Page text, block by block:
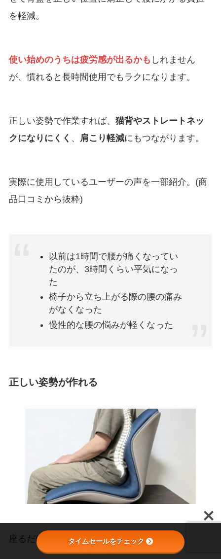
を軽減。
使い始めのうちは疲労感が出るかも しれません
が、慣れると長時間使用でもラクになります。
正しい姿勢で作業すれば、 猫背やストレートネッ
クになりにくく 、 肩こり軽減にもつながります。
実際に使用しているユーザーの声を一部紹介。(商
品口コミから抜粋)
以前は1時間で腰が痛くなってい
たのが、3時間くらい平気になっ
た
椅子から立ち上がる際の腰の痛み
がなくなった
慢性的な腰の悩みが軽くなった
正しい姿勢が作れる
座るだけで正しい姿勢へと導きます。
タイムセールをチェック